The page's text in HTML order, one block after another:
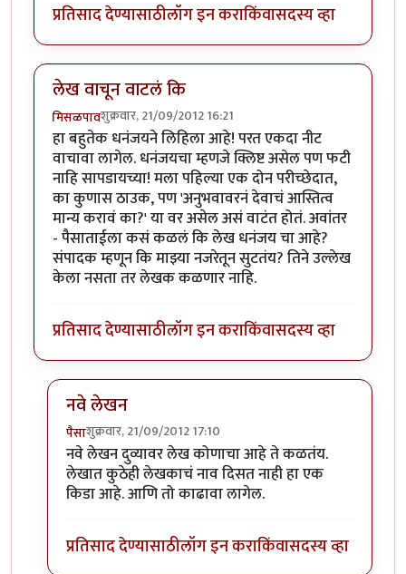
प्रतिसाद देण्यासाठीलॉग इन कराकिंवासदस्य व्हा
लेख वाचून वाटलं कि
मिसळपावशुक्रवार, 21/09/2012 16:21
हा बहुतेक धनंजयने लिहिला आहे! परत एकदा नीट
वाचावा लागेल. धनंजयचा म्हणजे क्लिष्ट असेल पण फटी
नाहि सापडायच्या! मला पहिल्या एक दोन परीच्छेदात,
का कुणास ठाउक, पण 'अनुभवावरनं देवाचं आस्तित्व
मान्य करावं का?' या वर असेल असं वाटंत होतं. अवांतर
- पैसाताईला कसं कळलं कि लेख धनंजय चा आहे?
संपादक म्हणून कि माझ्या नजरेतून सुटतंय? तिने उल्लेख
केला नसता तर लेखक कळणार नाहि.
प्रतिसाद देण्यासाठीलॉग इन कराकिंवासदस्य व्हा
नवे लेखन
पैसाशुक्रवार, 21/09/2012 17:10
In reply toलेख वाचून वाटलं किbyमिसळपाव
नवे लेखन दुव्यावर लेख कोणाचा आहे ते कळतंय.
लेखात कुठेही लेखकाचं नाव दिसत नाही हा एक
किडा आहे. आणि तो काढावा लागेल.
प्रतिसाद देण्यासाठीलॉग इन कराकिंवासदस्य व्हा